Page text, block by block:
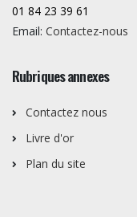
01 84 23 39 61
Email: Contactez-nous
Rubriques annexes
Contactez nous
Livre d'or
Plan du site